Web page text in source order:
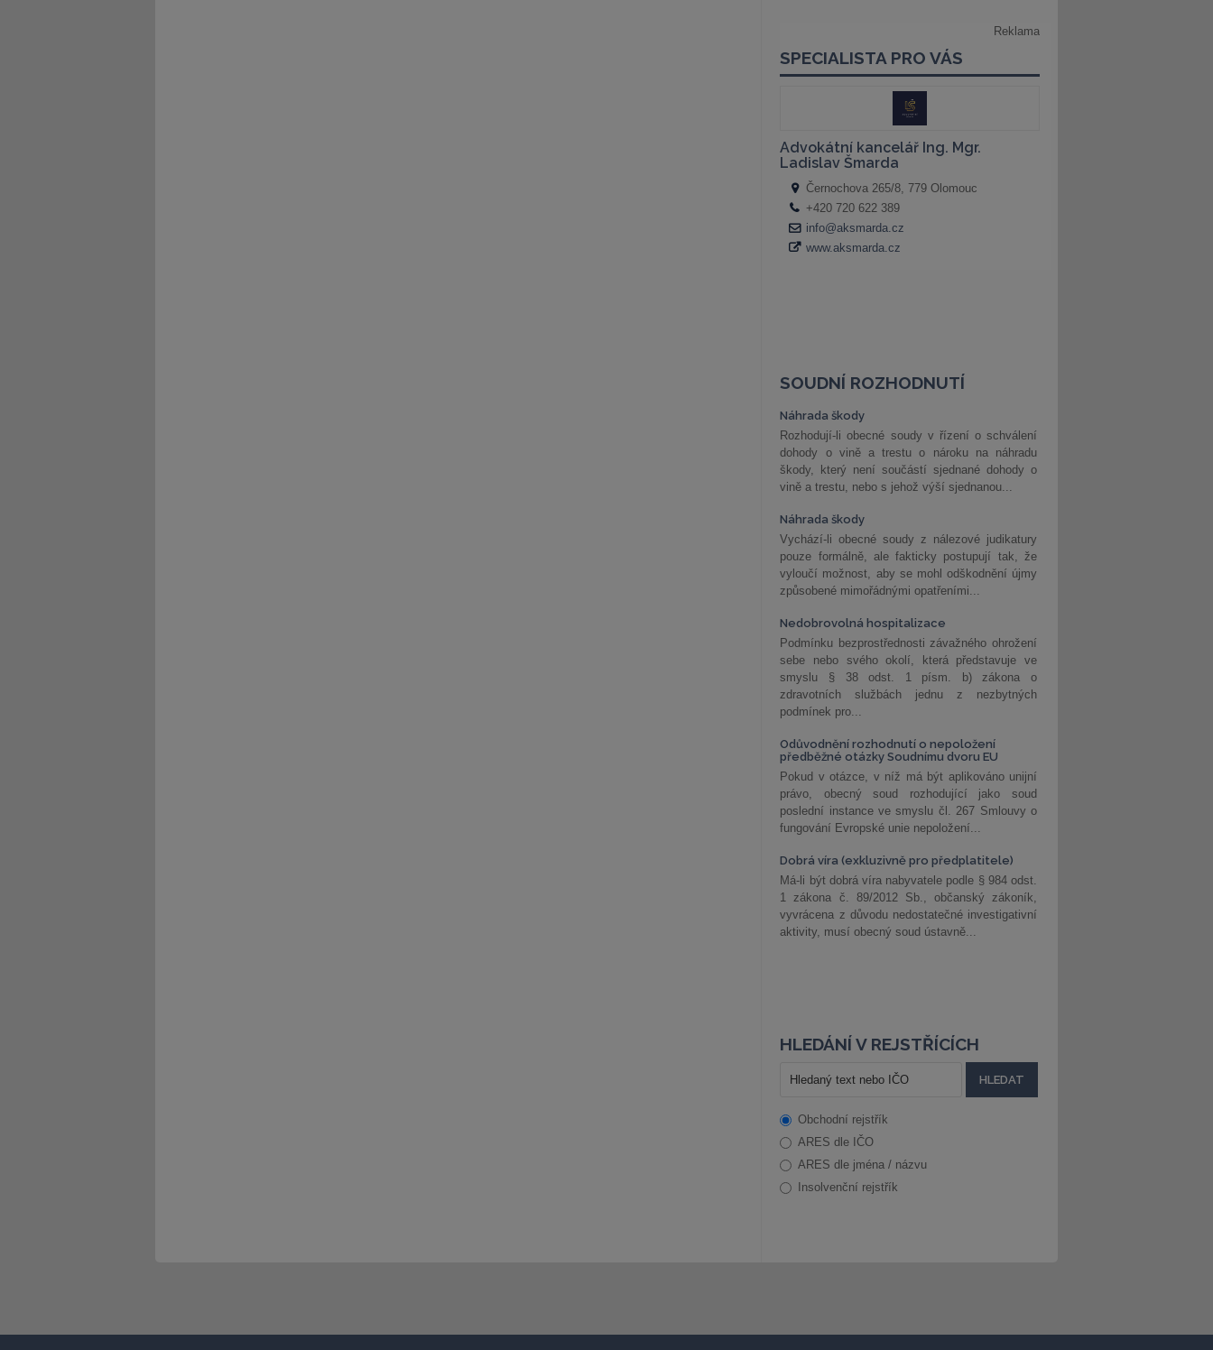
SOUDNÍ ROZHODNUTÍ
Náhrada škody
Rozhodují-li obecné soudy v řízení o schválení
dohody o vině a trestu o nároku na náhradu
škody, který není součástí sjednané dohody o
vině a trestu, nebo s jehož výší sjednanou...
Náhrada škody
Vychází-li obecné soudy z nálezové judikatury
pouze formálně, ale fakticky postupují tak, že
vyloučí možnost, aby se mohl odškodnění újmy
způsobené mimořádnými opatřeními...
Nedobrovolná hospitalizace
Podmínku bezprostřednosti závažného ohrožení
sebe nebo svého okolí, která představuje ve
smyslu § 38 odst. 1 písm. b) zákona o
zdravotních službách jednu z nezbytných
podmínek pro...
Odůvodnění rozhodnutí o nepoložení
předběžné otázky Soudnímu dvoru EU
Pokud v otázce, v níž má být aplikováno unijní
právo, obecný soud rozhodující jako soud
poslední instance ve smyslu čl. 267 Smlouvy o
fungování Evropské unie nepoložení...
Dobrá víra (exkluzivně pro předplatitele)
Má-li být dobrá víra nabyvatele podle § 984 odst.
1 zákona č. 89/2012 Sb., občanský zákoník,
vyvrácena z důvodu nedostatečné investigativní
aktivity, musí obecný soud ústavně...
HLEDÁNÍ V REJSTŘÍCÍCH
Obchodní rejstřík
ARES dle IČO
ARES dle jména / názvu
Insolvenční rejstřík